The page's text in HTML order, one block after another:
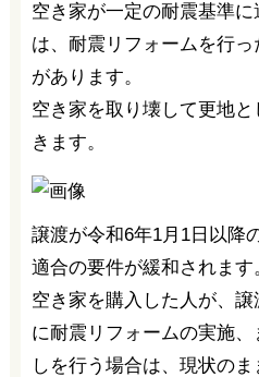
空き家が一定の耐震基準
は、耐震リフォームを行
があります。
空き家を取り壊して更地
きます。
譲渡が令和6年1月1日以降
適合の要件が緩和されます
空き家を購入した人が、
に耐震リフォームの実施
しを行う場合は、現状の